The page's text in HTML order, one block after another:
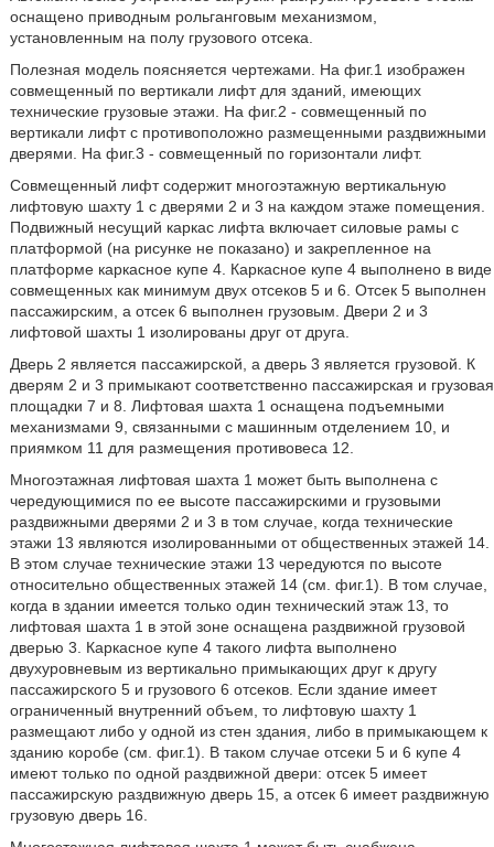
оснащено приводным рольганговым механизмом,
установленным на полу грузового отсека.
Полезная модель поясняется чертежами. На фиг.1 изображен
совмещенный по вертикали лифт для зданий, имеющих
технические грузовые этажи. На фиг.2 - совмещенный по
вертикали лифт с противоположно размещенными раздвижными
дверями. На фиг.3 - совмещенный по горизонтали лифт.
Совмещенный лифт содержит многоэтажную вертикальную
лифтовую шахту 1 с дверями 2 и 3 на каждом этаже помещения.
Подвижный несущий каркас лифта включает силовые рамы с
платформой (на рисунке не показано) и закрепленное на
платформе каркасное купе 4. Каркасное купе 4 выполнено в виде
совмещенных как минимум двух отсеков 5 и 6. Отсек 5 выполнен
пассажирским, а отсек 6 выполнен грузовым. Двери 2 и 3
лифтовой шахты 1 изолированы друг от друга.
Дверь 2 является пассажирской, а дверь 3 является грузовой. К
дверям 2 и 3 примыкают соответственно пассажирская и грузовая
площадки 7 и 8. Лифтовая шахта 1 оснащена подъемными
механизмами 9, связанными с машинным отделением 10, и
приямком 11 для размещения противовеса 12.
Многоэтажная лифтовая шахта 1 может быть выполнена с
чередующимися по ее высоте пассажирскими и грузовыми
раздвижными дверями 2 и 3 в том случае, когда технические
этажи 13 являются изолированными от общественных этажей 14.
В этом случае технические этажи 13 чередуются по высоте
относительно общественных этажей 14 (см. фиг.1). В том случае,
когда в здании имеется только один технический этаж 13, то
лифтовая шахта 1 в этой зоне оснащена раздвижной грузовой
дверью 3. Каркасное купе 4 такого лифта выполнено
двухуровневым из вертикально примыкающих друг к другу
пассажирского 5 и грузового 6 отсеков. Если здание имеет
ограниченный внутренний объем, то лифтовую шахту 1
размещают либо у одной из стен здания, либо в примыкающем к
зданию коробе (см. фиг.1). В таком случае отсеки 5 и 6 купе 4
имеют только по одной раздвижной двери: отсек 5 имеет
пассажирскую раздвижную дверь 15, а отсек 6 имеет раздвижную
грузовую дверь 16.